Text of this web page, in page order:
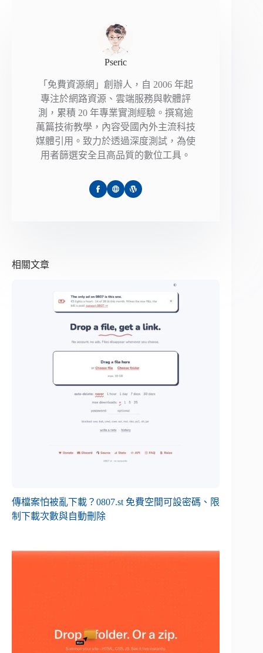
Pseric
「免費資源網」創辦人，自 2006 年起
專注於網路資源、雲端服務與軟體評
測，累積 20 年專業實測經驗。撰寫逾
萬篇技術教學，內容受國內外主流科技
媒體引用。致力於透過深度測試，為使
用者篩選安全且高品質的數位工具。
相關文章
傳檔案怕被亂下載？0807.st 免費空間可設密碼、限
制下載次數與自動刪除